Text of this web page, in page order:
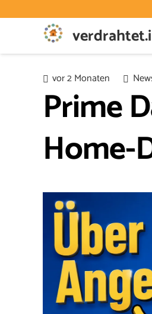
vor 2 Monaten
Prime
Home-